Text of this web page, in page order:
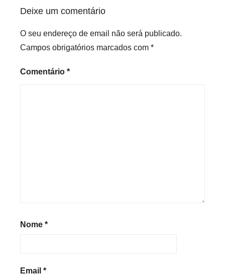
Deixe um comentário
O seu endereço de email não será publicado.
Campos obrigatórios marcados com *
Comentário *
Nome *
Email *